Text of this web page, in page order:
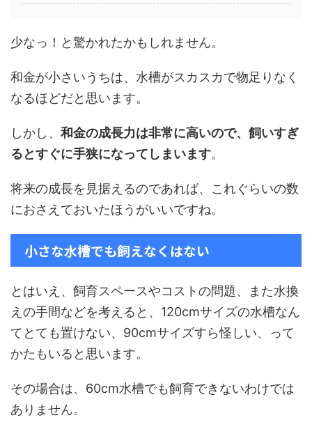
少なっ！と驚かれたかもしれません。
和金が小さいうちは、水槽がスカスカで物足りなく
なるほどだと思います。
しかし、 和金の成長力は非常に高いので、飼いすぎ
るとすぐに手狭になってしまいます。
将来の成長を見据えるのであれば、これぐらいの数
におさえておいたほうがいいですね。
小さな水槽でも飼えなくはない
とはいえ、飼育スペースやコストの問題、また水換
えの手間などを考えると、120cmサイズの水槽なん
てとても置けない、90cmサイズすら怪しい、って
かたもいると思います。
その場合は、60cm水槽でも飼育できないわけでは
ありません。